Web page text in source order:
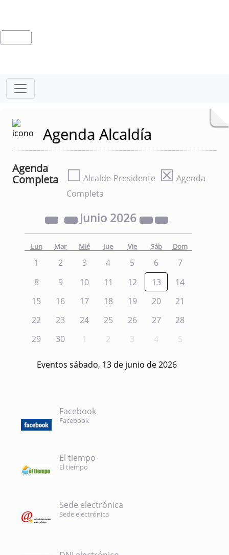
Agenda Alcaldía
Agenda
Completa
☐ Alcalde-Presidente ☒ Agenda
Completa
Junio 2026
Lun Mar Mié Jue Vie Sáb Dom
1 2 3 4 5 6
7
8
9 10 11 12 13
14
15
16 17 18 19 20
21
22
23 24 25 26 27
28
29
30 1 2 3 4 5
Eventos sábado, 13 de junio de 2026
Facebook
Facebook
El tiempo
El tiempo
Sede electrónica
Sede electrónica